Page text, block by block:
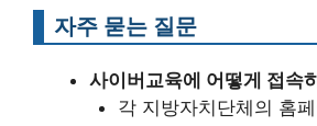
자주 묻는 질문
사이버교육에 어떻게 접속
각 지방자치단체의 홈